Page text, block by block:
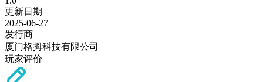
更新日期
2025-06-27
发行商
厦门格拇科技有限公司
玩家评价